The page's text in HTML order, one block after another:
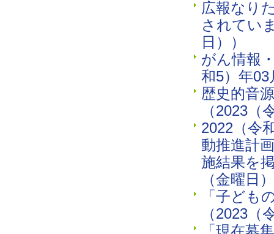
広報なり
されてい
日））
がん情報
和5）年03
歴史的音
（2023（
2022（令
動推進計
施結果を
（金曜日
「子ども
（2023（
「現在募